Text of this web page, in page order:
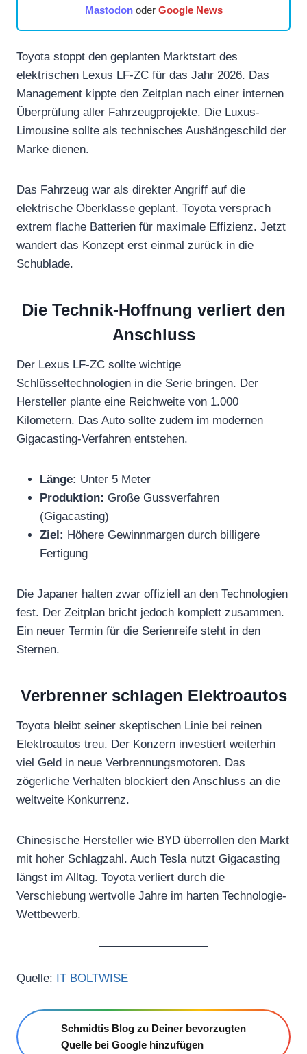
Mastodonoder Google News
Toyota stoppt den geplanten Marktstart des
elektrischen Lexus LF-ZC für das Jahr 2026. Das
Management kippte den Zeitplan nach einer internen
Überprüfung aller Fahrzeugprojekte. Die Luxus-
Limousine sollte als technisches Aushängeschild der
Marke dienen.
Das Fahrzeug war als direkter Angriff auf die
elektrische Oberklasse geplant. Toyota versprach
extrem flache Batterien für maximale Effizienz. Jetzt
wandert das Konzept erst einmal zurück in die
Schublade.
Die Technik-Hoffnung verliert den
Anschluss
Der Lexus LF-ZC sollte wichtige
Schlüsseltechnologien in die Serie bringen. Der
Hersteller plante eine Reichweite von 1.000
Kilometern. Das Auto sollte zudem im modernen
Gigacasting-Verfahren entstehen.
Länge: Unter 5 Meter
Produktion: Große Gussverfahren
(Gigacasting)
Ziel: Höhere Gewinnmargen durch billigere
Fertigung
Die Japaner halten zwar offiziell an den Technologien
fest. Der Zeitplan bricht jedoch komplett zusammen.
Ein neuer Termin für die Serienreife steht in den
Sternen.
Verbrenner schlagen Elektroautos
Toyota bleibt seiner skeptischen Linie bei reinen
Elektroautos treu. Der Konzern investiert weiterhin
viel Geld in neue Verbrennungsmotoren. Das
zögerliche Verhalten blockiert den Anschluss an die
weltweite Konkurrenz.
Chinesische Hersteller wie BYD überrollen den Markt
mit hoher Schlagzahl. Auch Tesla nutzt Gigacasting
längst im Alltag. Toyota verliert durch die
Verschiebung wertvolle Jahre im harten Technologie-
Wettbewerb.
Quelle: IT BOLTWISE
Schmidtis Blog zu Deiner bevorzugten
Quelle bei Google hinzufügen